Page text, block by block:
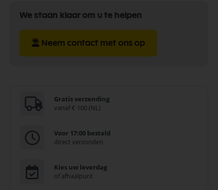
We staan klaar om u te helpen
Neem contact met ons op
Gratis verzending
vanaf € 100 (NL)
Voor 17:00 besteld
direct verzonden
Kies uw leverdag
of afhaalpunt